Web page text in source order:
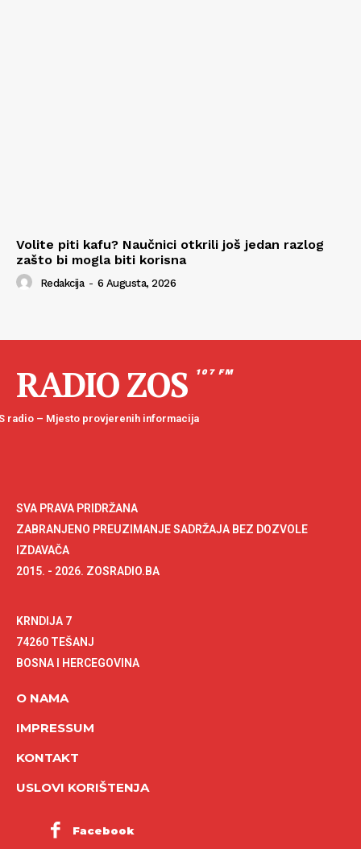
Volite piti kafu? Naučnici otkrili još jedan razlog
zašto bi mogla biti korisna
Redakcija - 6 Augusta, 2026
RADIO ZOS 107 FM
radio – Mjesto provjerenih informacija
SVA PRAVA PRIDRŽANA
ZABRANJENO PREUZIMANJE SADRŽAJA BEZ DOZVOLE
IZDAVAČA
2015. - 2026. ZOSRADIO.BA
KRNDIJA 7
74260 TEŠANJ
BOSNA I HERCEGOVINA
O NAMA
IMPRESSUM
KONTAKT
USLOVI KORIŠTENJA
Facebook